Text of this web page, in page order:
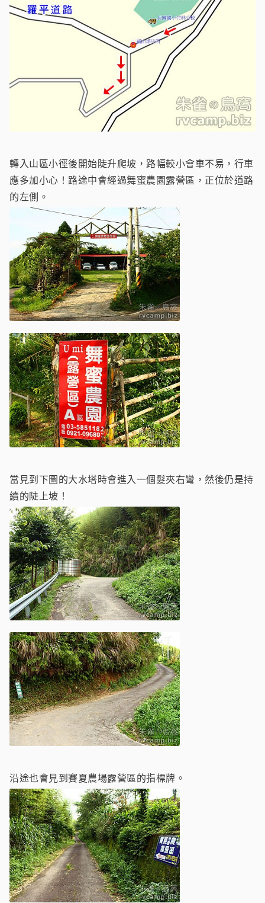
轉入山區小徑後開始陡升爬坡，路幅較小會車不易，行車
應多加小心！路途中會經過舞蜜農園露營區，正位於道路
的左側。
當見到下圖的大水塔時會進入一個髮夾右彎，然後仍是持
續的陡上坡！
沿途也會見到賽夏農場露營區的指標牌。